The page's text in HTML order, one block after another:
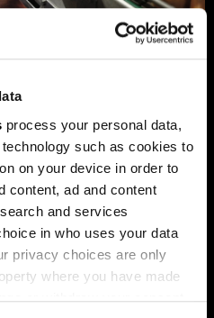
process your personal data,
such as cookies to
on your device in order to
content, ad and content
and services
in who uses your data
privacy choices are only
where you have made
or withdraw your consent
dobit za 12,3
rada rastu
sastanku FIA-e i
BiH, gdje je istaknuto da
nosilac ekonomskog rasta.
društva u Federaciji, čak 98,6
koje ostvaruju 90 posto
dobiti.